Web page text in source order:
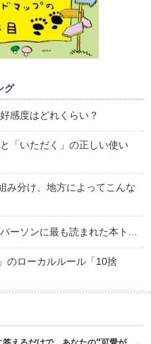
グ
感度はどれくらい？
「いただく」の正しい使い
み分け、地方によってこんな
ーソンに最も読まれた本ト...
のローカルルール「10捨